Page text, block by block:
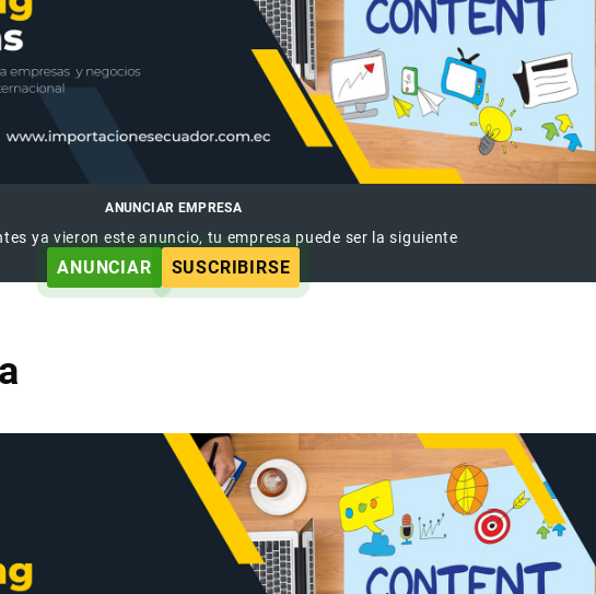
ANUNCIAR EMPRESA
ya vieron este anuncio, tu empresa puede ser la siguiente
ANUNCIAR SUSCRIBIRSE